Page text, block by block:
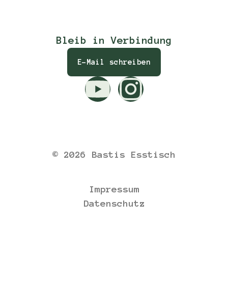
Bleib in Verbindung
E-Mail schreiben
© 2026 Bastis Esstisch
Impressum
Datenschutz